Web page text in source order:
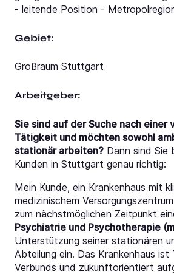
- leitende Position -
Gebiet:
Großraum Stuttgart
Arbeitgeber:
Sie sind auf der Suche nach einer
Tätigkeit und möchten sowohl
stationär arbeiten? Dann sind Sie
Kunden in Stuttgart genau richtig:
Mein Kunde, ein Krankenhaus mit
medizinischem
zum nächstmöglichen Zeitpunkt
Psychiatrie und Psychotherapie
Unterstützung seiner stationären
Abteilung ein. Das Krankenhaus ist
Verbunds und zukunftorientiert